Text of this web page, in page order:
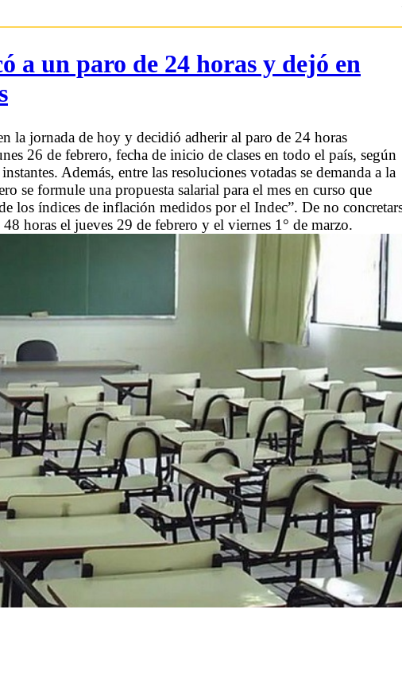
a un paro de 24 horas y dejó en
la jornada de hoy y decidió adherir al paro de 24 horas
26 de febrero, fecha de inicio de clases en todo el país, según
Además, entre las resoluciones votadas se demanda a la
se formule una propuesta salarial para el mes en curso que
los índices de inflación medidos por el Indec”. De no
horas el jueves 29 de febrero y el viernes 1° de marzo.